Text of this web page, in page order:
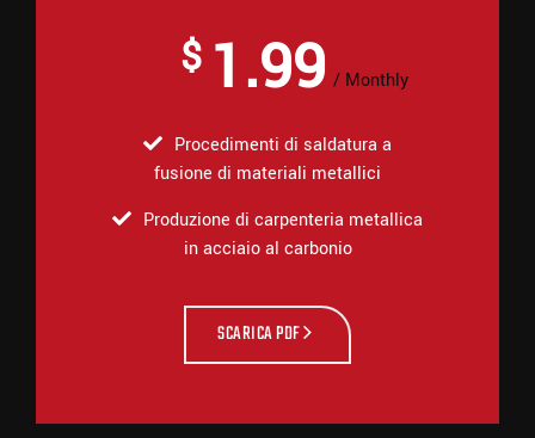
$ 1.99 Monthly
Procedimenti di saldatura a
fusione di materiali metallici
Produzione di carpenteria metallica
in acciaio al carbonio
SCARICA PDF